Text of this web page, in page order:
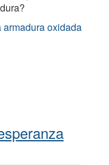
oxidada